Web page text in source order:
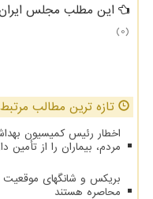
این مطلب مجلس
(0)
تازه ترین مطالب مرتبط
اخطار رئیس کمیسیون
مردم، بیماران را از تأمین
بریکس و شانگهای موقعیت
محاصره هستند